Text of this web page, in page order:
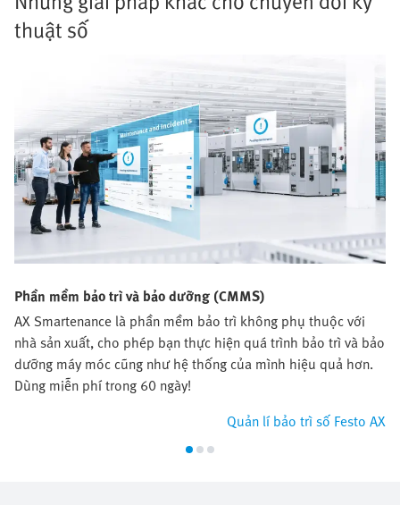
thuật số
Phần mềm bảo trì và bảo dưỡng (CMMS)
AX Smartenance là phần mềm bảo trì không phụ thuộc với
nhà sản xuất, cho phép bạn thực hiện quá trình bảo trì và bảo
dưỡng máy móc cũng như hệ thống của mình hiệu quả hơn.
Dùng miễn phí trong 60 ngày!
Quản lí bảo trì số Festo AX